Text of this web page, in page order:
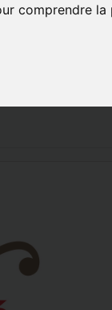
comprendre la